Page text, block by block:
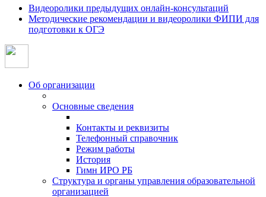
Видеоролики предыдущих онлайн-консультаций
Методические рекомендации и видеоролики ФИПИ для
подготовки к ОГЭ
Об организации
Основные сведения
Контакты и реквизиты
Телефонный справочник
Режим работы
История
Гимн ИРО РБ
Структура и органы управления образовательной
организацией